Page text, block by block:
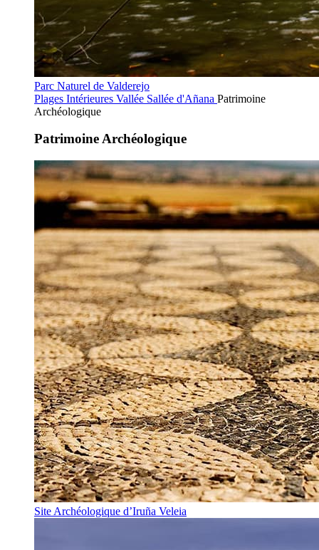
Parc Naturel de Valderejo
Plages Intérieures Vallée Sallée d'Añana Patrimoine
Archéologique
Patrimoine Archéologique
Site Archéologique d’Iruña Veleia